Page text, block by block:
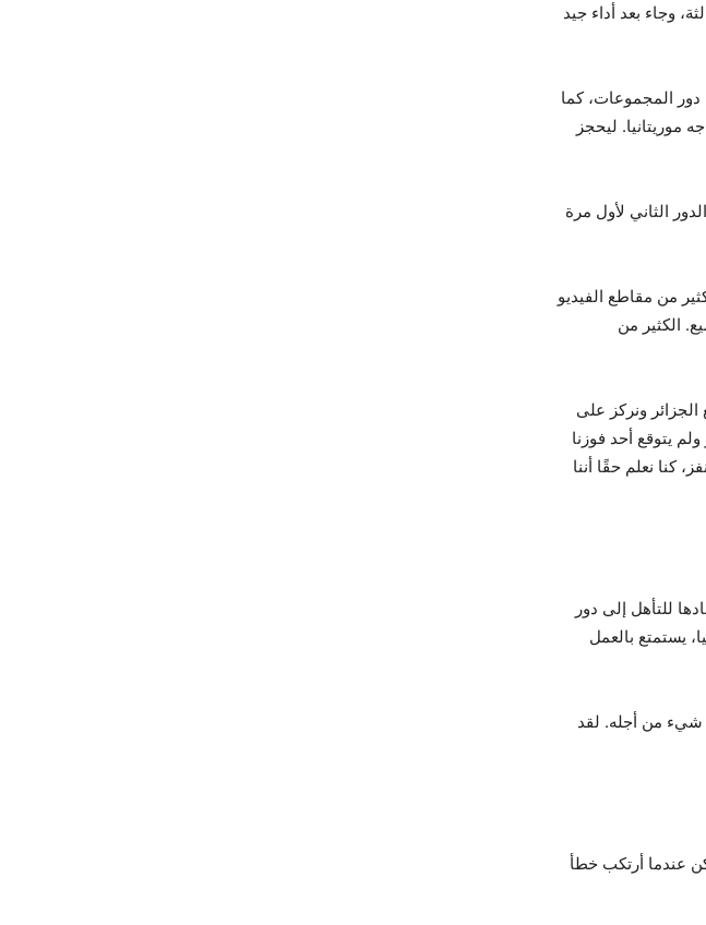
الثالثة، وجاء بعد أداء جيد
المجموعات، كما
موريتانيا. ليحجز
الثاني لأول مرة
من مقاطع الفيديو
الكثير من
الجزائر ونركز على
يتوقع أحد فوزنا
كنا نعلم حقًا أننا
للتأهل إلى دور
الأولى في تاريخها. وأكد با أن منتخب موريتانيا المصنف 105 عالميا، يستمتع بالعمل
شيء من أجله. لقد
عندما أرتكب خطأ